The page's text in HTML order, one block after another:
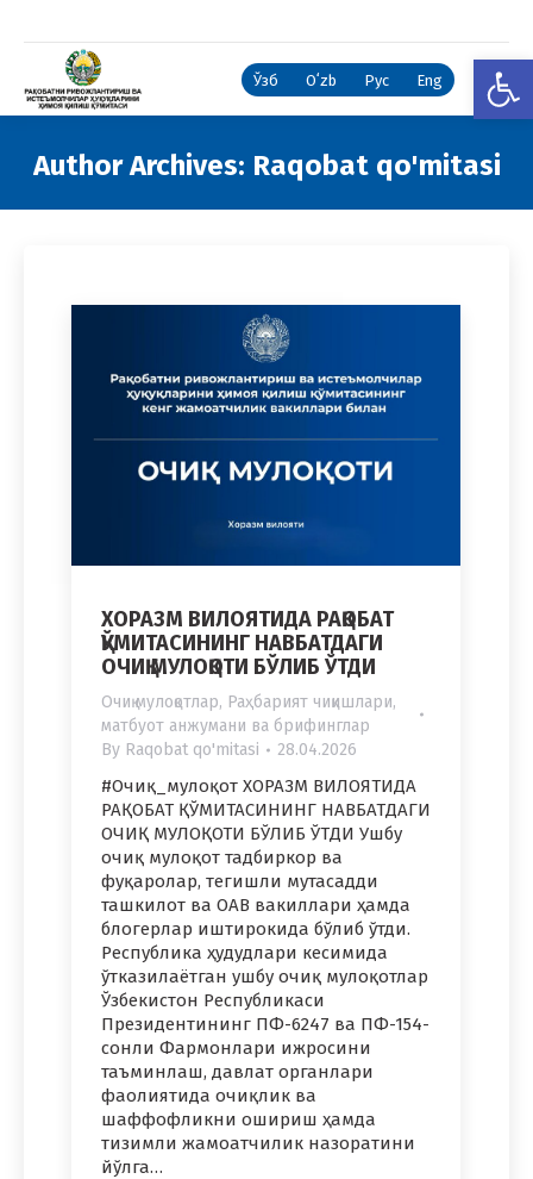
Ўзб Oʻzb Рус Eng
Author Archives: Raqobat qo'mitasi
ХОРАЗМ ВИЛОЯТИДА РАҚОБАТ
ҚЎМИТАСИНИНГ НАВБАТДАГИ
ОЧИҚ МУЛОҚОТИ БЎЛИБ ЎТДИ
Очиқ мулоқотлар, Раҳбарият чиқишлари,
матбуот анжумани ва брифинглар
By Raqobat qo'mitasi 28.04.2026
#Очиқ_мулоқот ХОРАЗМ ВИЛОЯТИДА
РАҚОБАТ ҚЎМИТАСИНИНГ НАВБАТДАГИ
ОЧИҚ МУЛОҚОТИ БЎЛИБ ЎТДИ Ушбу
очиқ мулоқот тадбиркор ва
фуқаролар, тегишли мутасадди
ташкилот ва ОАВ вакиллари ҳамда
блогерлар иштирокида бўлиб ўтди.
Республика ҳудудлари кесимида
ўтказилаётган ушбу очиқ мулоқотлар
Ўзбекистон Республикаси
Президентининг ПФ-6247 ва ПФ-154-
сонли Фармонлари ижросини
таъминлаш, давлат органлари
фаолиятида очиқлик ва
шаффофликни ошириш ҳамда
тизимли жамоатчилик назоратини
йўлга…